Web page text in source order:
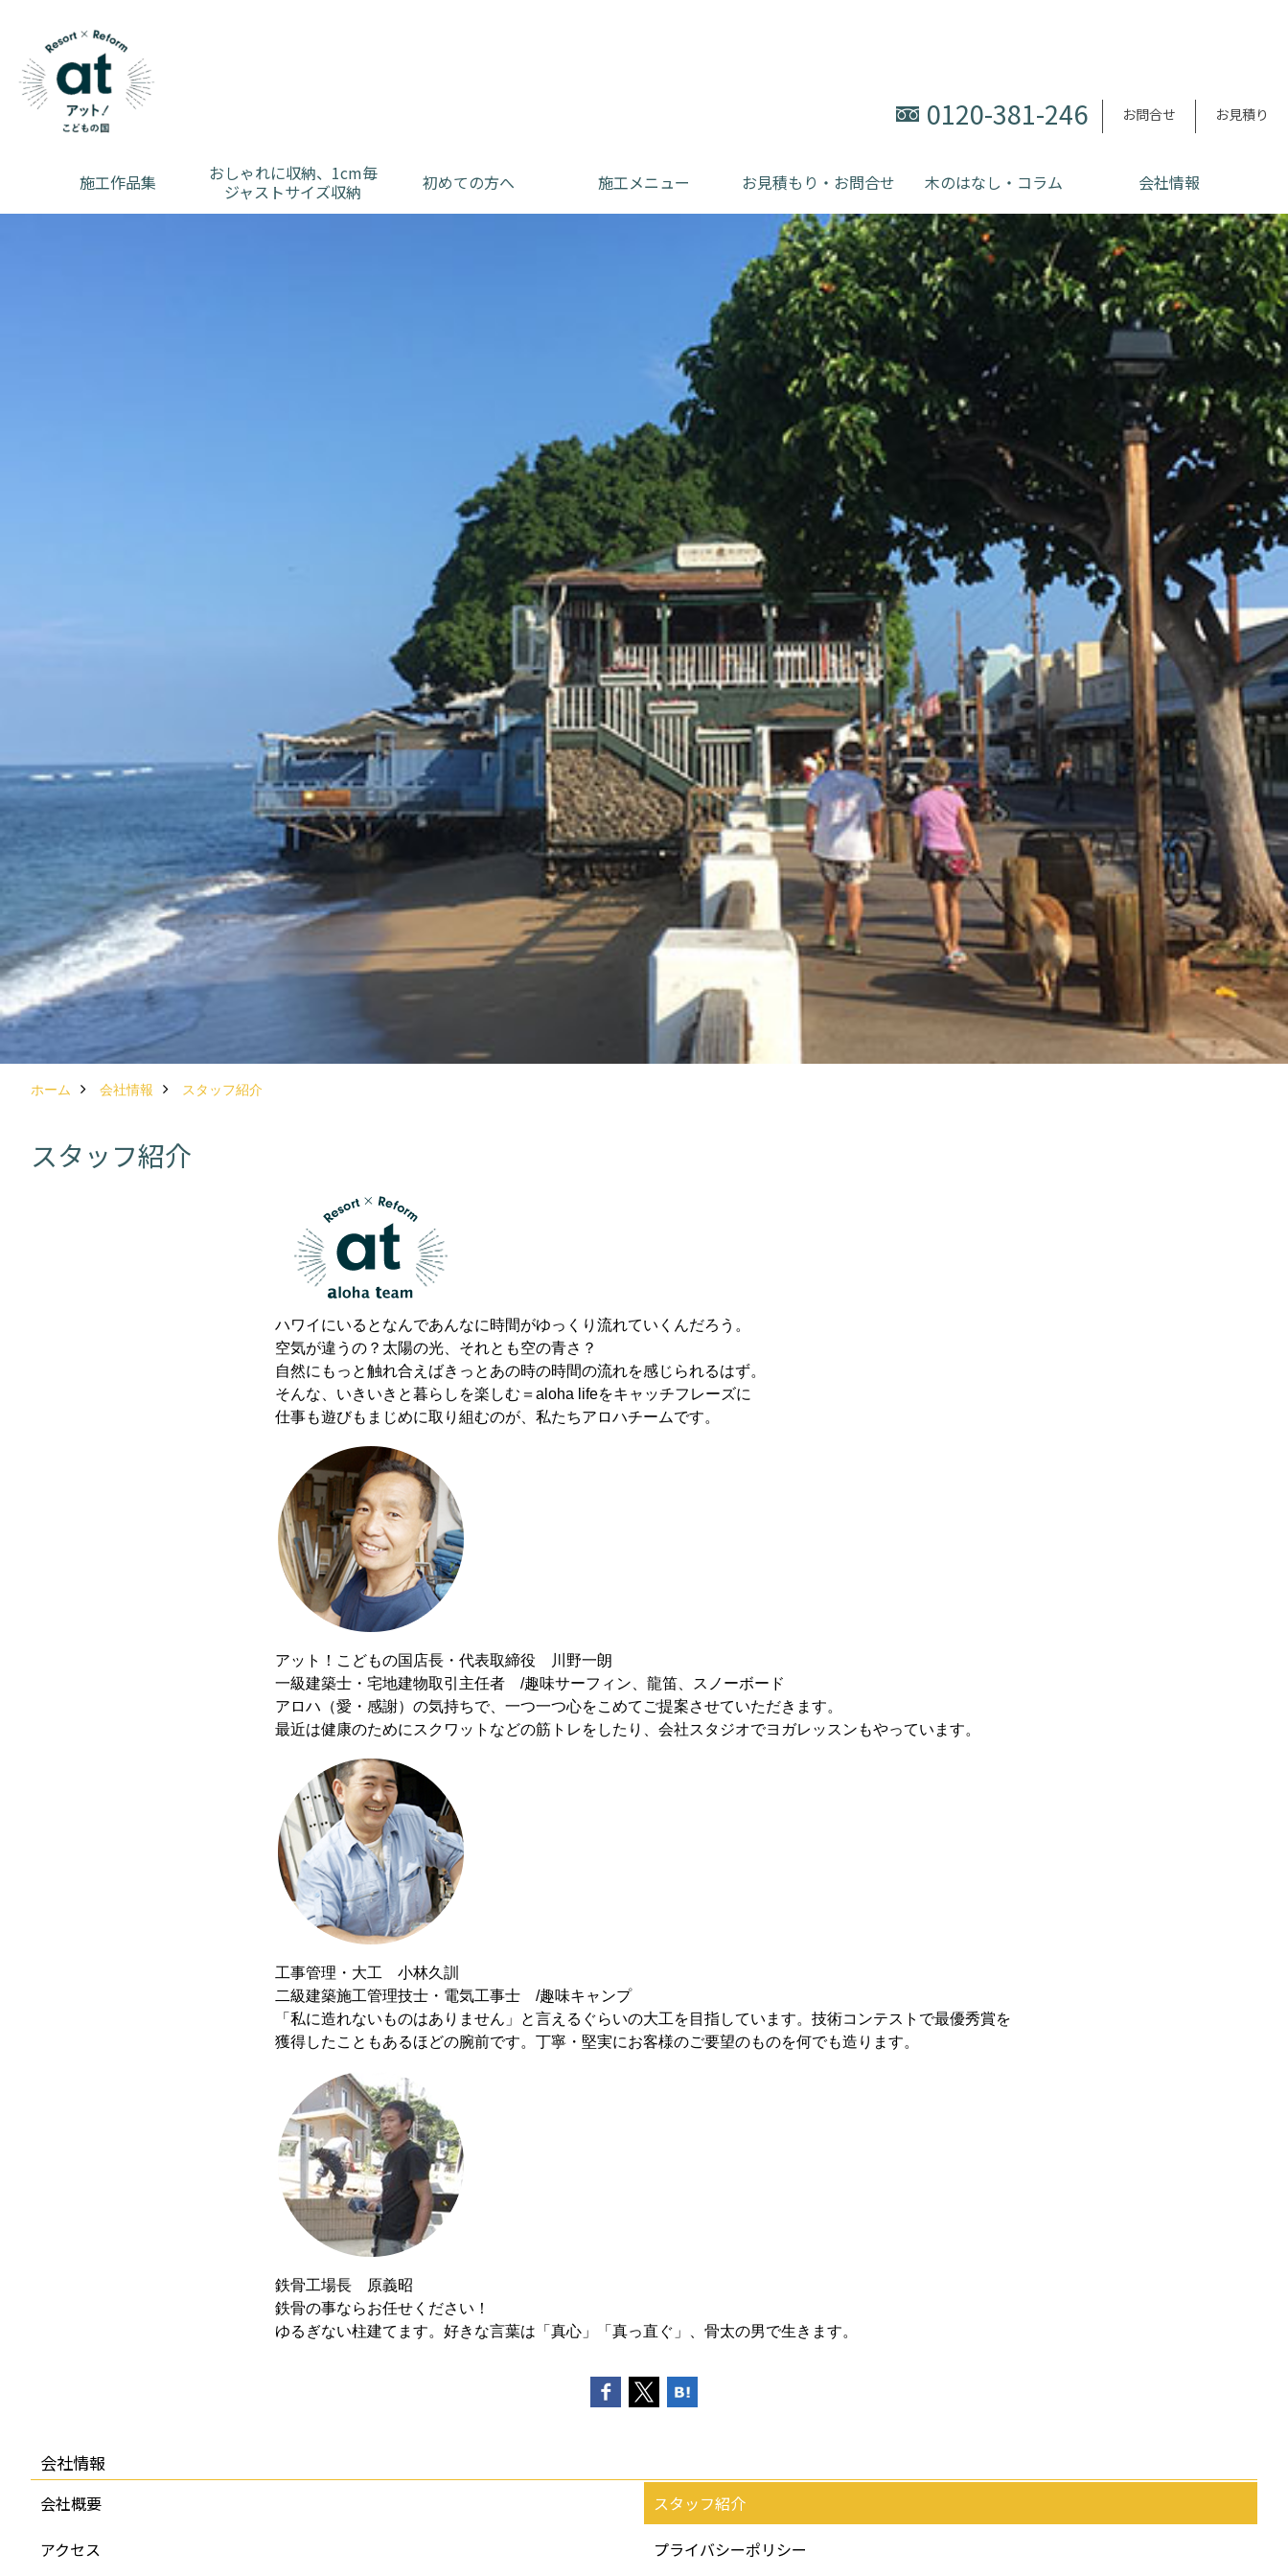
0120-381-246 お問合せ お見積り
施工作品集
おしゃれに収納、1cm毎
ジャストサイズ収納
初めての方へ 施工メニュー お見積もり・お問合せ 木のはなし・コラム 会社情報
ホーム 会社情報 スタッフ紹介
スタッフ紹介
ハワイにいるとなんであんなに時間がゆっくり流れていくんだろう。
空気が違うの？太陽の光、それとも空の青さ？
自然にもっと触れ合えばきっとあの時の時間の流れを感じられるはず。
そんな、いきいきと暮らしを楽しむ＝aloha lifeをキャッチフレーズに
仕事も遊びもまじめに取り組むのが、私たちアロハチームです。
アット！こどもの国店長・代表取締役 川野一朗
一級建築士・宅地建物取引主任者 /趣味サーフィン、龍笛、スノーボード
アロハ（愛・感謝）の気持ちで、一つ一つ心をこめてご提案させていただきます。
最近は健康のためにスクワットなどの筋トレをしたり、会社スタジオでヨガレッスンもやっています。
工事管理・大工 小林久訓
二級建築施工管理技士・電気工事士 /趣味キャンプ
「私に造れないものはありません」と言えるぐらいの大工を目指しています。技術コンテストで最優秀賞を
獲得したこともあるほどの腕前です。丁寧・堅実にお客様のご要望のものを何でも造ります。
鉄骨工場長 原義昭
鉄骨の事ならお任せください！
ゆるぎない柱建てます。好きな言葉は「真心」「真っ直ぐ」、骨太の男で生きます。
会社情報
会社概要
スタッフ紹介
アクセス
プライバシーポリシー